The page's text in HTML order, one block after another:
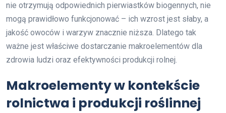
nie otrzymują odpowiednich pierwiastków biogennych, nie
mogą prawidłowo funkcjonować – ich wzrost jest słaby, a
jakość owoców i warzyw znacznie niższa. Dlatego tak
ważne jest właściwe dostarczanie makroelementów dla
zdrowia ludzi oraz efektywności produkcji rolnej.
Makroelementy w kontekście
rolnictwa i produkcji roślinnej